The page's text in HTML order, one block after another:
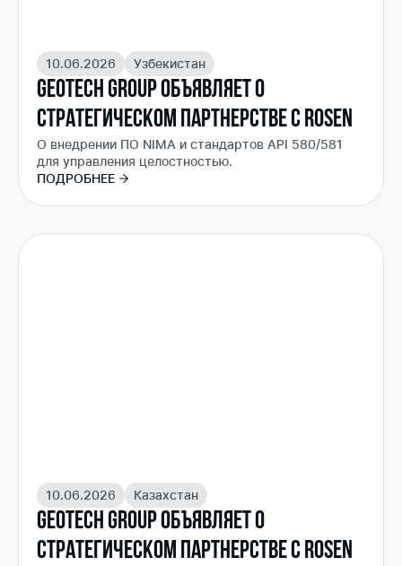
10.06.2026 Узбекистан
GEOTECH GROUP ОБЪЯВЛЯЕТ О
СТРАТЕГИЧЕСКОМ ПАРТНЕРСТВЕ С ROSEN
О внедрении ПО NIMA и стандартов API 580/581
для управления целостностью.
ПОДРОБНЕЕ
10.06.2026 Казахстан
GEOTECH GROUP ОБЪЯВЛЯЕТ О
СТРАТЕГИЧЕСКОМ ПАРТНЕРСТВЕ С ROSEN